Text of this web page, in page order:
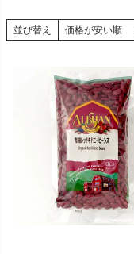
並び替え 価格が安い順